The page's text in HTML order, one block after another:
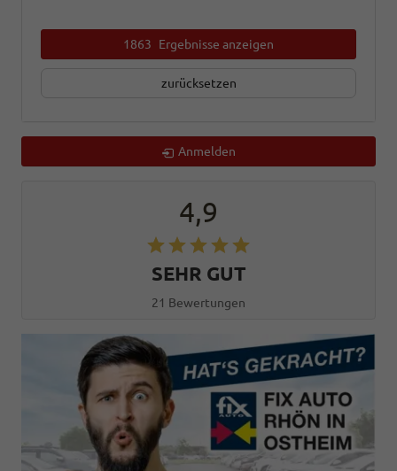
1863 Ergebnisse anzeigen
zurücksetzen
Anmelden
4,9
SEHR GUT
21 Bewertungen